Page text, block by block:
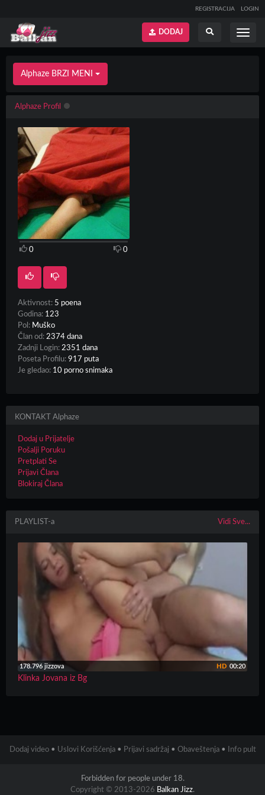
REGISTRACIJA LOGIN
Prikaži
DODAJ
Alphaze BRZI MENI
Alphaze Profil
0 0
Aktivnost: 5 poena
Godina: 123
Pol: Muško
Član od: 2374 dana
Zadnji Login: 2351 dana
Poseta Profilu: 917 puta
Je gledao: 10 porno snimaka
KONTAKT Alphaze
Dodaj u Prijatelje
Pošalji Poruku
Pretplati Se
Prijavi Člana
Blokiraj Člana
PLAYLIST-a Vidi Sve...
178.796 jizzova 00:20
HD
Klinka Jovana iz Bg
Dodaj video • Uslovi Korišćenja • Prijavi sadržaj • Obaveštenja • Info pult
Forbidden for people under 18.
Copyright © 2013-2026 Balkan Jizz.